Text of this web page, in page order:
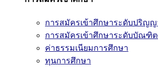
การสมัครเข้าศึกษาระดับปริญ
การสมัครเข้าศึกษาระดับบัณฑิ
ค่าธรรมเนียมการศึกษา
ทุนการศึกษา